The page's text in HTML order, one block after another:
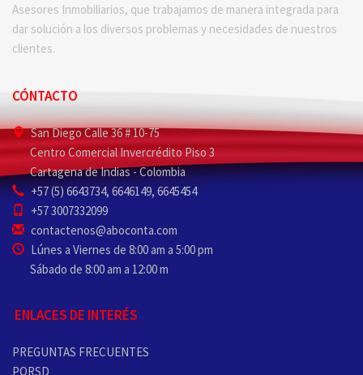
Asesores Inmobiliarios, que trabajamos de manera integrada para
dar solución a los diversos problemas y necesidades de nuestros
clientes.
CÓNTACTO
San Diego Calle 36 # 10-75
Centro Comercial Invercrédito Piso 3
Cartagena de Indias - Colombia
+57 (5) 6643734, 6646149, 6645454
+57 3007332099
contactenos@aboconta.com
Lúnes a Viernes de 8:00 am a 5:00 pm
Sábado de 8:00 am a 12:00 m
ENLACES DE INTERÉS
PREGUNTAS FRECUENTES
PQRSD